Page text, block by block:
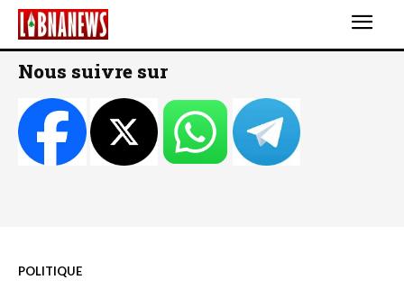
Nous suivre sur
POLITIQUE